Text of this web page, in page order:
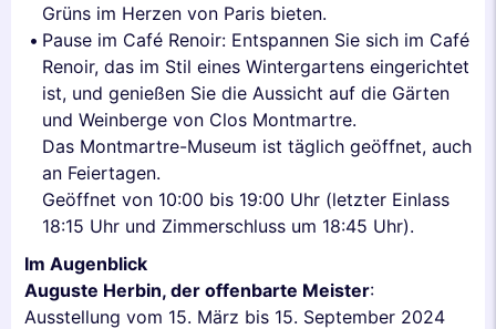
Grüns im Herzen von Paris bieten.
Pause im Café Renoir: Entspannen Sie sich im Café
Renoir, das im Stil eines Wintergartens eingerichtet
ist, und genießen Sie die Aussicht auf die Gärten
und Weinberge von Clos Montmartre.
Das Montmartre-Museum ist täglich geöffnet, auch
an Feiertagen.
Geöffnet von 10:00 bis 19:00 Uhr (letzter Einlass
18:15 Uhr und Zimmerschluss um 18:45 Uhr).
Im Augenblick
Auguste Herbin, der offenbarte Meister:
Ausstellung vom 15. März bis 15. September 2024